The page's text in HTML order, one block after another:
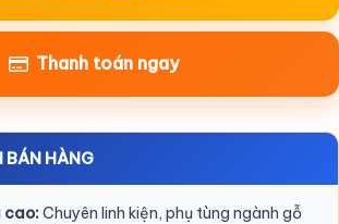
Thanh toán ngay
BÁN HÀNG
cao:Chuyên linh kiện, phụ tùng ngành gỗ